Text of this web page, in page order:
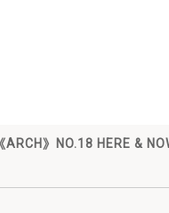
《ARCH》NO.18 HERE &